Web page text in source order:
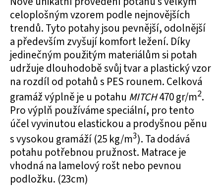
celoplošným vzorem podle nejnovějších
trendů. Tyto potahy jsou pevnější, odolnější
a především zvyšují komfort ležení. Díky
jedinečným použitým materiálům si potah
udržuje dlouhodobě svůj tvar a plastický vzor
na rozdíl od potahů s PES rounem. Celková
gramáž výplně je u potahu MITCH470 gr/m2.
Pro výplň používáme speciální, pro tento
účel vyvinutou elastickou a prodyšnou pěnu
s vysokou gramáží (25 kg/m3). Ta dodává
potahu potřebnou pružnost. Matrace je
vhodná na lamelový rošt nebo pevnou
podložku. (23cm)